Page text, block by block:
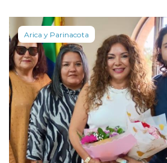
Arica y Parinacota